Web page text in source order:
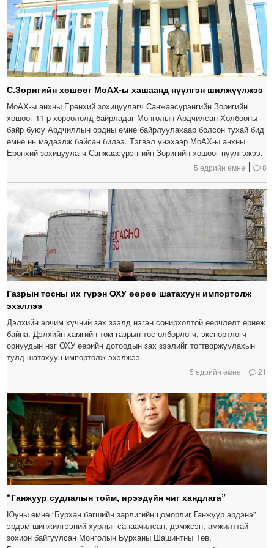
С.Зоригийн хөшөөг МоАХ-ы хашаанд нүүлгэн шилжүүлжээ
МоАХ-ы анхны Ерөнхий зохицуулагч Санжаасүрэнгийн Зоригийн
хөшөөг 11-р хороололд байрладаг Монголын Ардчилсан Холбооны
байр буюу Ардчиллын ордны өмнө байрлуулахаар болсон тухай бид
өмнө нь мэдээлж байсан билээ. Тэгвэл үнэхээр МоАХ-ы анхны
Ерөнхий зохицуулагч Санжаасүрэнгийн Зоригийн хөшөөг нүүлгэжээ.
5 өдрийн өмнө 8
Газрын тосны их гүрэн ОХУ өөрөө шатахуун импортолж
эхэллээ
Дэлхийн эрчим хүчний зах зээлд нэгэн сонирхолтой өөрчлөлт өрнөж
байна. Дэлхийн хамгийн том газрын тос олборлогч, экспортлогч
орнуудын нэг ОХУ өөрийн дотоодын зах зээлийг тогтворжуулахын
тулд шатахуун импортолж эхэлжээ.
5 өдрийн өмнө 21
“Ганжуур судлалын тойм, ирээдүйн чиг хандлага”
Юуны өмнө “Бурхан багшийн зарлигийн цоморлиг Ганжуур эрдэнэ”
эрдэм шинжилгээний хурлыг санаачилсан, дэмжсэн, амжилттай
зохион байгуулсан Монголын Бурханы Шашинтны Төв,